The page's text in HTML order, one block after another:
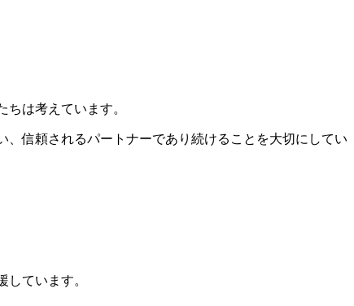
は考えています。
信頼されるパートナーであり続けることを大切にしてい
ています。